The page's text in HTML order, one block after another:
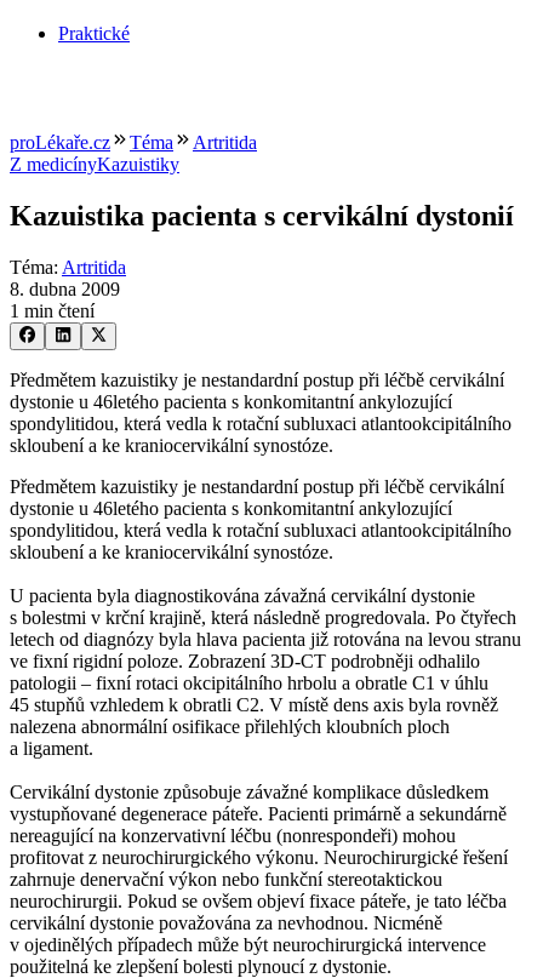
Praktické
proLékaře.cz Téma
Artritida
Z medicínyKazuistiky
Kazuistika pacienta s cervikální dystonií
Téma: Artritida
8. dubna 2009
1 min čtení
Předmětem kazuistiky je nestandardní postup při léčbě cervikální
dystonie u 46letého pacienta s konkomitantní ankylozující
spondylitidou, která vedla k rotační subluxaci atlantookcipitálního
skloubení a ke kraniocervikální synostóze.
Předmětem kazuistiky je nestandardní postup při léčbě cervikální
dystonie u 46letého pacienta s konkomitantní ankylozující
spondylitidou, která vedla k rotační subluxaci atlantookcipitálního
skloubení a ke kraniocervikální synostóze.
U pacienta byla diagnostikována závažná cervikální dystonie
s bolestmi v krční krajině, která následně progredovala. Po čtyřech
letech od diagnózy byla hlava pacienta již rotována na levou stranu
ve fixní rigidní poloze. Zobrazení 3D-CT podrobněji odhalilo
patologii –⁠ fixní rotaci okcipitálního hrbolu a obratle C1 v úhlu
45 stupňů vzhledem k obratli C2. V místě dens axis byla rovněž
nalezena abnormální osifikace přilehlých kloubních ploch
a ligament.
Cervikální dystonie způsobuje závažné komplikace důsledkem
vystupňované degenerace páteře. Pacienti primárně a sekundárně
nereagující na konzervativní léčbu (nonrespondeři) mohou
profitovat z neurochirurgického výkonu. Neurochirurgické řešení
zahrnuje denervační výkon nebo funkční stereotaktickou
neurochirurgii. Pokud se ovšem objeví fixace páteře, je tato léčba
cervikální dystonie považována za nevhodnou. Nicméně
v ojedinělých případech může být neurochirurgická intervence
použitelná ke zlepšení bolesti plynoucí z dystonie.